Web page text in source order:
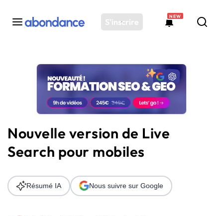
S'inscrire
NEW
Toutes les actus
Actus SEO
Plateforme
Solutions
Ressources
Audit SEO
Nouvelle version de Live
Search pour mobiles
Résumé IA Nous suivre sur Google